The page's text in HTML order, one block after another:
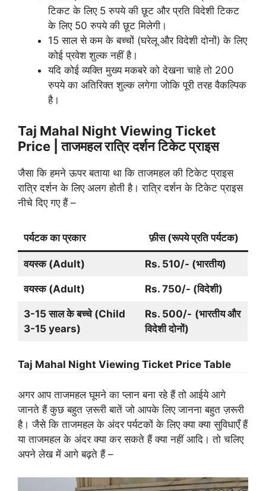
टिकट के लिए 5 रुपये की छूट और प्रति विदेशी टिकट
के लिए 50 रुपये की छूट मिलेगी।
15 साल से कम के बच्चों (घरेलू और विदेशी दोनों) के लिए
कोई प्रवेश शुल्क नहीं है।
यदि कोई व्यक्ति मुख्य मकबरे को देखना चाहे तो 200
रुपये का अतिरिक्त शुल्क लगेगा जोकि पूरी तरह वैकल्पिक
है।
Taj Mahal Night Viewing Ticket
Price | ताजमहल रात्रि दर्शन टिकेट प्राइस
जैसा कि हमने ऊपर बताया था कि ताजमहल की टिकेट प्राइस
रात्रि दर्शन के लिए अलग होती है। रात्रि दर्शन के टिकेट प्राइस
नीचे दिए गए हैं –
पर्यटक का प्रकार फ़ीस (रूपये प्रति पर्यटक)
वयस्क (Adult) Rs. 510/- (भारतीय)
वयस्क (Adult) Rs. 750/- (विदेशी)
3-15 साल के बच्चे (Child
3-15 years)
Rs. 500/- (भारतीय और
विदेशी दोनों)
Taj Mahal Night Viewing Ticket Price Table
अगर आप ताजमहल घूमने का प्लान बना रहे हैं तो आईये आगे
जानते हैं कुछ बहुत ज़रूरी बातें जो आपके लिए जानना बहुत ज़रूरी
है। जैसे कि ताजमहल के अंदर पर्यटकों के लिए क्या क्या सुविधाएँ हैं
या ताजमहल के अंदर क्या कर सकते हैं क्या नहीं आदि। तो चलिए
अपने लेख में आगे बढ़ते हैं –